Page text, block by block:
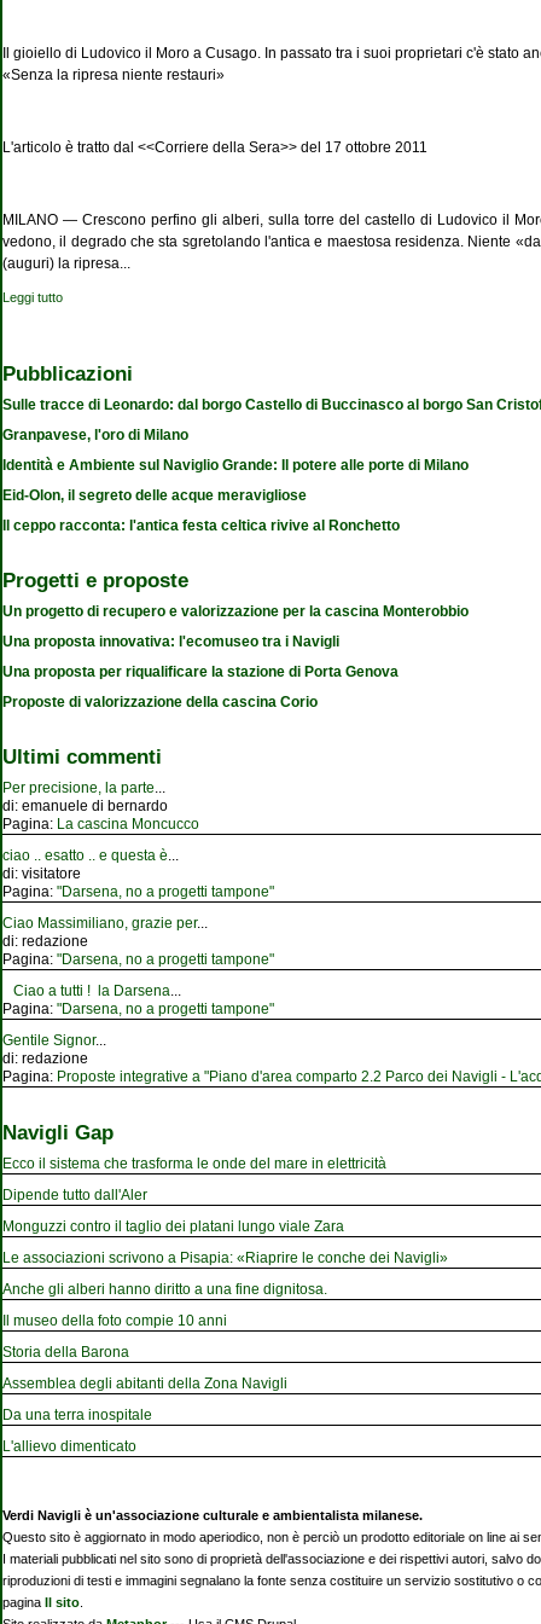
Il gioiello di Ludovico il Moro a Cusago. In passato tra i suoi proprietari c'è stato
«Senza la ripresa niente restauri»
L'articolo è tratto dal <<Corriere della Sera>> del 17 ottobre 2011
MILANO — Crescono perfino gli alberi, sulla torre del castello di Ludovico il
vedono, il degrado che sta sgretolando l'antica e maestosa residenza. Niente
(auguri) la ripresa...
Leggi tutto
Pubblicazioni
Sulle tracce di Leonardo: dal borgo Castello di Buccinasco al borgo San
Granpavese, l'oro di Milano
Identità e Ambiente sul Naviglio Grande: Il potere alle porte di Milano
Eid-Olon, il segreto delle acque meravigliose
Il ceppo racconta: l'antica festa celtica rivive al Ronchetto
Progetti e proposte
Un progetto di recupero e valorizzazione per la cascina Monterobbio
Una proposta innovativa: l'ecomuseo tra i Navigli
Una proposta per riqualificare la stazione di Porta Genova
Proposte di valorizzazione della cascina Corio
Ultimi commenti
Per precisione, la parte
di: emanuele di bernardo
Pagina: La cascina Moncucco
ciao .. esatto .. e questa è
di: visitatore
Pagina: "Darsena, no a progetti tampone"
Ciao Massimiliano, grazie per...
di: redazione
Pagina: "Darsena, no a progetti tampone"
Ciao a tutti ! la Darsena
Pagina: "Darsena, no a progetti tampone"
Gentile Signor...
di: redazione
Pagina: Proposte integrative a "Piano d'area comparto 2.2 Parco dei Navigli -
Navigli Gap
Ecco il sistema che trasforma le onde del mare in elettricità
Dipende tutto dall'Aler
Monguzzi contro il taglio dei platani lungo viale Zara
Le associazioni scrivono a Pisapia: «Riaprire le conche dei Navigli»
Anche gli alberi hanno diritto a una fine dignitosa.
Il museo della foto compie 10 anni
Storia della Barona
Assemblea degli abitanti della Zona Navigli
Da una terra inospitale
L'allievo dimenticato
Verdi Navigli è un'associazione culturale e ambientalista milanese.
Questo sito è aggiornato in modo aperiodico, non è perciò un prodotto editoriale on line ai
I materiali pubblicati nel sito sono di proprietà dell'associazione e dei rispettivi autori, salvo
riproduzioni di testi e immagini segnalano la fonte senza costituire un servizio sostitutivo o
pagina Il sito